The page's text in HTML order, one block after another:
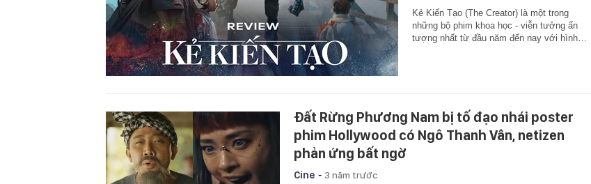
Kẻ Kiến Tạo (The Creator) là một trong
những bộ phim khoa học - viễn tưởng ấn
tượng nhất từ đầu năm đến nay với hình…
Đất Rừng Phương Nam bị tố đạo nhái poster
phim Hollywood có Ngô Thanh Vân, netizen
phản ứng bất ngờ
Cine - 3 năm trước